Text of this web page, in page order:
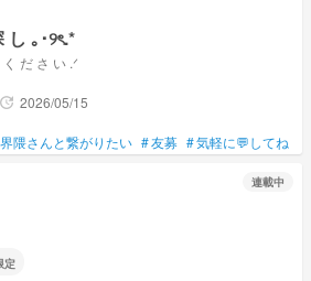
し ｡･୨ৎ.*
update 2026/05/15
隈さんと繋がりたい #友募 #気軽に💬してね
連載中
定